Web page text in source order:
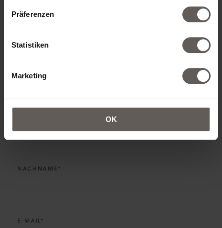
Präferenzen
Statistiken
Marketing
OK
NACHNAME*
E-MAIL*